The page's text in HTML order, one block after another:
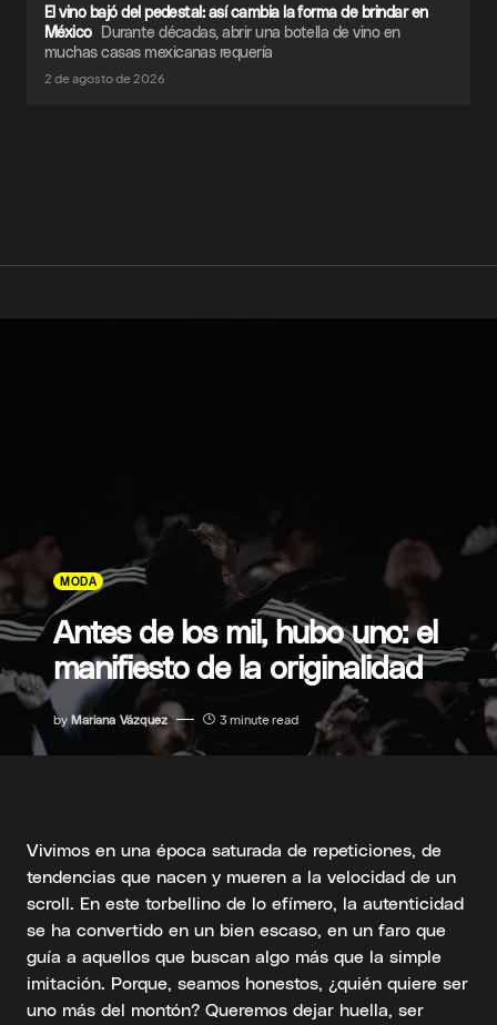
El vino bajó del pedestal: así cambia la forma de brindar en
México Durante décadas, abrir una botella de vino en
muchas casas mexicanas requería
2 de agosto de 2026
MODA
Antes de los mil, hubo uno: el
manifiesto de la originalidad
by Mariana Vázquez 3 minute read
Vivimos en una época saturada de repeticiones, de
tendencias que nacen y mueren a la velocidad de un
scroll. En este torbellino de lo efímero, la autenticidad
se ha convertido en un bien escaso, en un faro que
guía a aquellos que buscan algo más que la simple
imitación. Porque, seamos honestos, ¿quién quiere ser
uno más del montón? Queremos dejar huella, ser